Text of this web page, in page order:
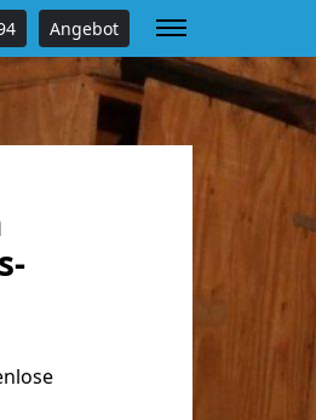
Angebot